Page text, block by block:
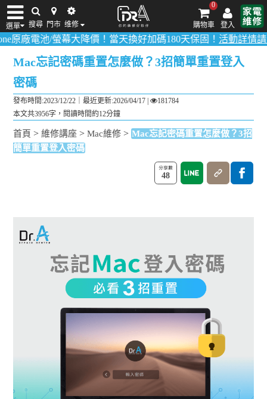
選單 搜尋 門市 维修 登入
0
購物車
iPhone維修/價格 筆電維修/價格 Android手機維修/價格 MacBook維修/價
螢幕大降價！當天換好加碼180天保固！活動詳情請點我！多數
Mac忘記密碼重置怎麼做？3招簡單重置登入
密碼
發布時間:2023/12/22｜最近更新:2026/04/17 |
181784
本文共3956字，閱讀時間約12分鐘
首頁 >維修講座 >Mac維修 > Mac忘記密碼重置怎麼做？3招
簡單重置登入密碼
48